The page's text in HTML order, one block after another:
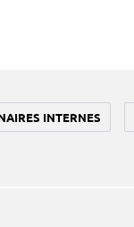
INTERNES